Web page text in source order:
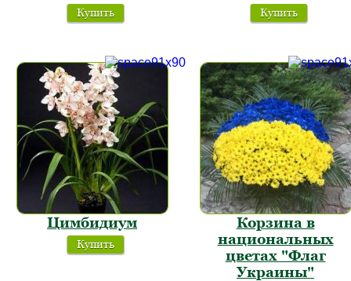
Купить Купить
Цимбидиум
Купить
Корзина в
национальных
цветах "Флаг
Украины"